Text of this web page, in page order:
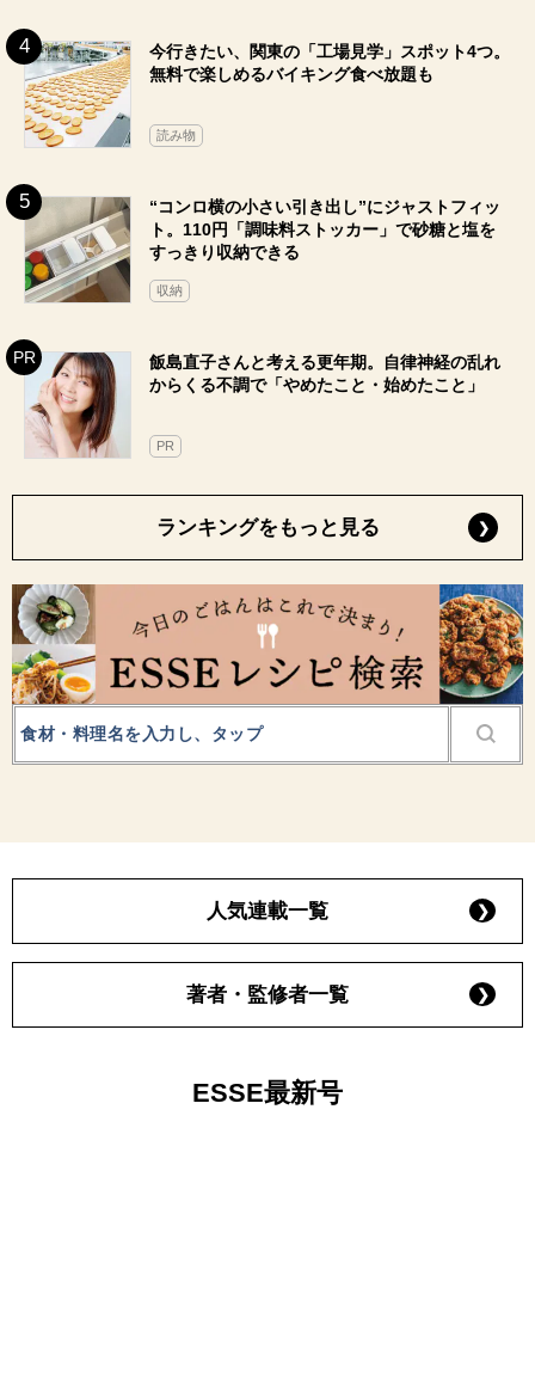
今行きたい、関東の「工場見学」スポット4つ。
無料で楽しめるバイキング食べ放題も
読み物
“コンロ横の小さい引き出し”にジャストフィッ
ト。110円「調味料ストッカー」で砂糖と塩を
すっきり収納できる
収納
飯島直子さんと考える更年期。自律神経の乱れ
からくる不調で「やめたこと・始めたこと」
PR
ランキングをもっと見る
人気連載一覧
著者・監修者一覧
ESSE最新号